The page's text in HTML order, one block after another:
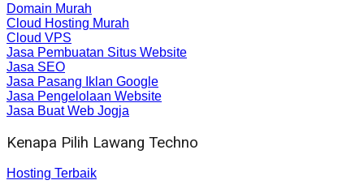
Domain Murah
Cloud Hosting Murah
Cloud VPS
Jasa Pembuatan Situs Website
Jasa SEO
Jasa Pasang Iklan Google
Jasa Pengelolaan Website
Jasa Buat Web Jogja
Kenapa Pilih Lawang Techno
Hosting Terbaik